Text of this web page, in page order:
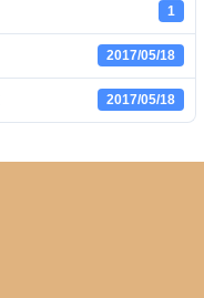
1
2017/05/18
2017/05/18